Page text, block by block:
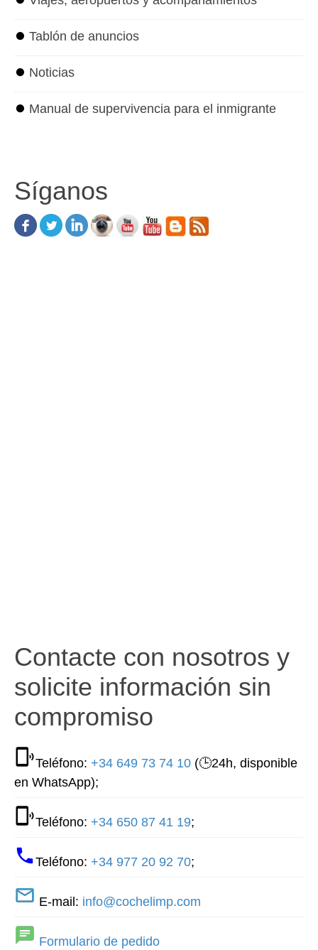
⏺ Tablón de anuncios
⏺ Noticias
⏺ Manual de supervivencia para el inmigrante
Síganos
Contacte con nosotros y
solicite información sin
compromiso
Teléfono: +34 649 73 74 10 (🕒24h, disponible
en WhatsApp);
Teléfono: +34 650 87 41 19;
Teléfono: +34 977 20 92 70;
E-mail: info@cochelimp.com
Formulario de pedido